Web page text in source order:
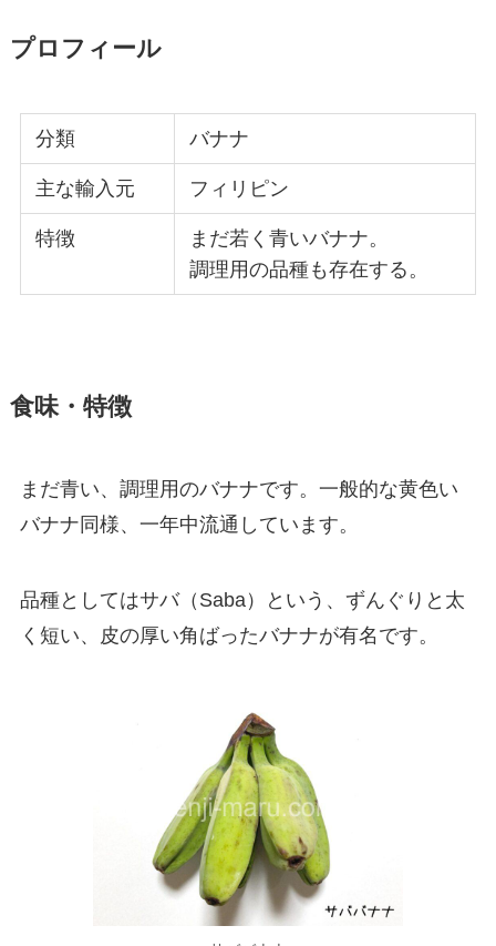
プロフィール
分類 バナナ
主な輸入元 フィリピン
特徴
まだ若く青いバナナ。
調理用の品種も存在する。
食味・特徴
まだ青い、調理用のバナナです。一般的な黄色い
バナナ同様、一年中流通しています。
品種としてはサバ（Saba）という、ずんぐりと太
く短い、皮の厚い角ばったバナナが有名です。